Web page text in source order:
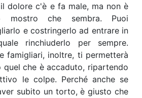
dolore c'è e fa male, ma non è
che sembra. Puoi
e costringerlo ad entrare in
rinchiuderlo per sempre.
famigliari, inoltre, ti permetterà
che è accaduto, ripartendo
le colpe. Perché anche se
subito un torto, è giusto che